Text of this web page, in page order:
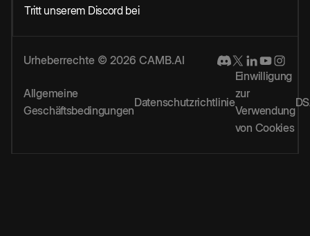
Tritt unserem Discord bei
Urheberrechte © 2026 CAMB.AI
Allgemeine
Geschäftsbedingungen
Datenschutzrichtlinie
Einwilligung
zur
Verwendung
von Cookies